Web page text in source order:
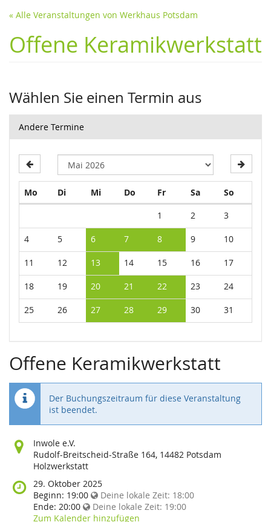
« Alle Veranstaltungen von Werkhaus Potsdam
Offene Keramikwerkstatt
Wählen Sie einen Termin aus
Andere Termine
Mo Montag
DiDienstag
MiMittwoch
Do Donnerstag
FrFreitagSaSamstag
So
1 2 3
4 5 6 7 8 9 10
11 12 13 14 15 16 17
18 19 20 21 22 23 24
25 26 27 28 29 30 31
Offene Keramikwerkstatt
Der Buchungszeitraum für diese Veranstaltung
ist beendet.
Wo
findet
diese
statt?
Inwole e.V.
Rudolf-Breitscheid-Straße 164, 14482 Potsdam
Holzwerkstatt
Wann
findet
diese
Veranstaltung
29. Oktober 2025
Beginn: 19:00 Deine lokale Zeit: 18:00
Ende: 20:00 Deine lokale Zeit: 19:00
Zum Kalender hinzufügen